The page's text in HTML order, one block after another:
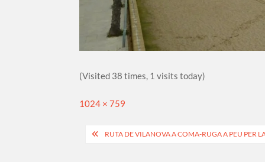
(Visited 38 times, 1 visits today)
Full
1024 × 759
Navegació
RUTA DE VILANOVA A COMA-RUGA A PEU PER